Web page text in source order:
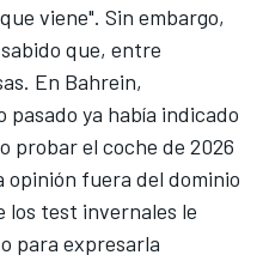
viene". Sin embargo,
que, entre
En Bahrein,
pasado ya había indicado
probar el coche de 2026
opinión fuera del dominio
los test invernales le
para expresarla